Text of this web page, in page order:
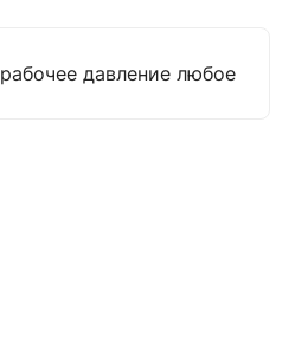
рабочее давление любое